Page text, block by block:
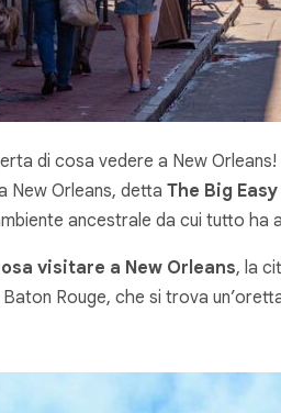
di cosa vedere a New
New Orleans, detta The Big Easy
ancestrale da cui tutto ha
visitare a New Orleans, la
Rouge, che si trova